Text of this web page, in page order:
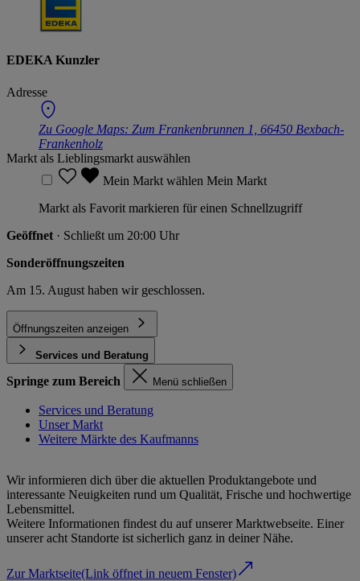
EDEKA Kunzler
Adresse
Zu Google Maps: Zum Frankenbrunnen 1, 66450 Bexbach-
Frankenholz
Markt als Lieblingsmarkt auswählen
Mein Markt wählen Mein Markt
Markt als Favorit markieren für einen Schnellzugriff
Geöffnet · Schließt um 20:00 Uhr
Sonderöffnungszeiten
Am 15. August haben wir geschlossen.
Öffnungszeiten anzeigen
Services und Beratung
Springe zum Bereich Menü schließen
Services und Beratung
Unser Markt
Weitere Märkte des Kaufmanns
Wir informieren dich über die aktuellen Produktangebote und
interessante Neuigkeiten rund um Qualität, Frische und hochwertige
Lebensmittel.
Weitere Informationen findest du auf unserer Marktwebseite. Einer
unserer acht Standorte ist sicherlich ganz in deiner Nähe.
Zur Marktseite(Link öffnet in neuem Fenster)